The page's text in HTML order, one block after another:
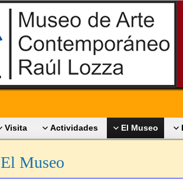
Visita Actividades El Museo
El Museo